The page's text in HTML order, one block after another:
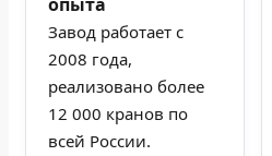
Завод работает с
2008 года,
реализовано более
12 000 кранов по
всей России.